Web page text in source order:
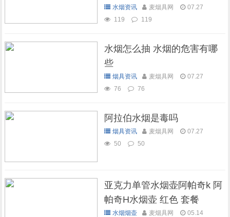
水烟资讯 麦烟具网
07.27
119
119
水烟怎么抽 水烟的危害有哪
些
烟具资讯 麦烟具网
07.27
76
76
阿拉伯水烟是毒吗
烟具资讯 麦烟具网
07.27
50
50
亚克力单管水烟壶阿帕奇k 阿
帕奇H水烟壶 红色 套餐
水烟烟壶 麦烟具网
05.14